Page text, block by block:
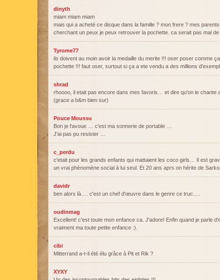
dinyth
miam miam miam
mais qui a acheté ce disque dans la famille ? mon frere ? mes
cherchant un peux je peux retrouver la pochette. ca serait pas mal
Tyrome77
ils doivent au moin avoir la medaille du merite !!! oser poser comme
pochette !!! faut oser, surtout si ça a ete vendu a des millions
shrad
rhoooo, il etait pas encore dans mes favoris… et dire qu'on le
(grace a b&m bien sur)
Pouce Moussu
Bon je l'avoue … c'est ma sonnerie de portable …
J'ai pas pu resister …
c_perdu
c'etait pour les grands enfants qui mattaient les coco girls… Il est
un vrai phénomène social à lui seul. Et 20 ans aprs on hérite de
davidr
ben alors là…. c'est un chef d'œuvre dans le genre ce truc….
oudinmag
Excellent! c'est toute mon enfance ca. J'adore! Enfin quand je parle
vraiment ma toute petite enfance :).
cibi
Mitterrand a-t-il été élu grâce à Pit et Rik ?
XYXY